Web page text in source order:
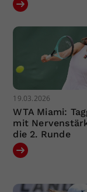
19.03.2026
WTA Miami:
mit
die 2. Runde